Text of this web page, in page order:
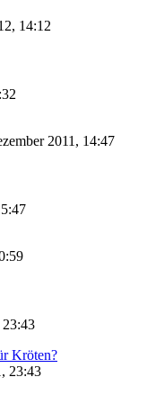
14:12
2011, 14:47
Kröten?
23:43